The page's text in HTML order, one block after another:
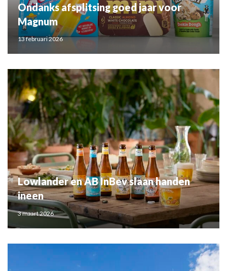
Ondanks afsplitsing goed jaar voor
Magnum
13 februari 2026
Lowlander en AB InBev slaan handen
ineen
3 maart 2026